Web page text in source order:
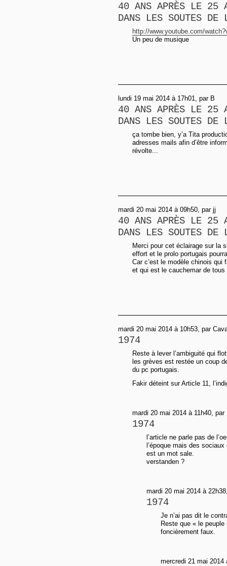
40 ANS APRÈS LE 25
DANS LES SOUTES
http://www.youtube.com/
Un peu de musique
lundi 19 mai 2014 à 17h01, par B
40 ANS APRÈS LE 25
DANS LES SOUTES
ça tombe bien, y’a Tita
adresses mails afin d’être
révolte...
mardi 20 mai 2014 à 09h50, par jj
40 ANS APRÈS LE 25
DANS LES SOUTES
Merci pour cet éclairage sur la
effort et le prolo portugais
Car c’est le modèle chinois qui
et qui est le cauchemar de
mardi 20 mai 2014 à 10h53, par
1974
Reste à lever l’ambiguité qui
les grèves est restée un coup
du pc portugais.
Fakir déteint sur Article 11,
mardi 20 mai 2014 à 11h40, par
1974
l’article ne parle pas de
l’époque mais des
est un mot sale.
verstanden ?
mardi 20 mai 2014 à
1974
Je n’ai pas dit le
Reste que « le
foncièrement faux.
mercredi 21 mai 2014